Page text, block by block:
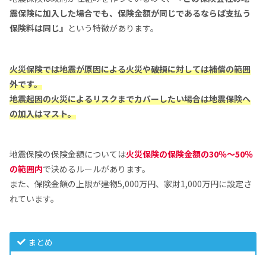
震保険に加入した場合でも、保険金額が同じであるならば支払う
保険料は同じ』 という特徴があります。
火災保険では地震が原因による火災や破損に対しては補償の範囲
外です。
地震起因の火災によるリスクまでカバーしたい場合は地震保険へ
の加入はマスト。
地震保険の保険金額については火災保険の保険金額の30％～50％
の範囲内で決めるルールがあります。
また、保険金額の上限が建物5,000万円、家財1,000万円に設定さ
れています。
まとめ